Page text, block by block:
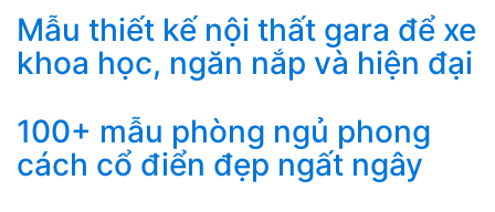
Mẫu thiết kế nội thất gara để xe
khoa học, ngăn nắp và hiện đại
100+ mẫu phòng ngủ phong
cách cổ điển đẹp ngất ngây